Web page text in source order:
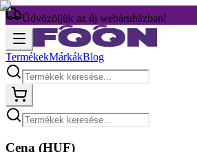
Üdvözöljük az új webáruházban!
TermékekMárkákBlog
Cena (HUF)